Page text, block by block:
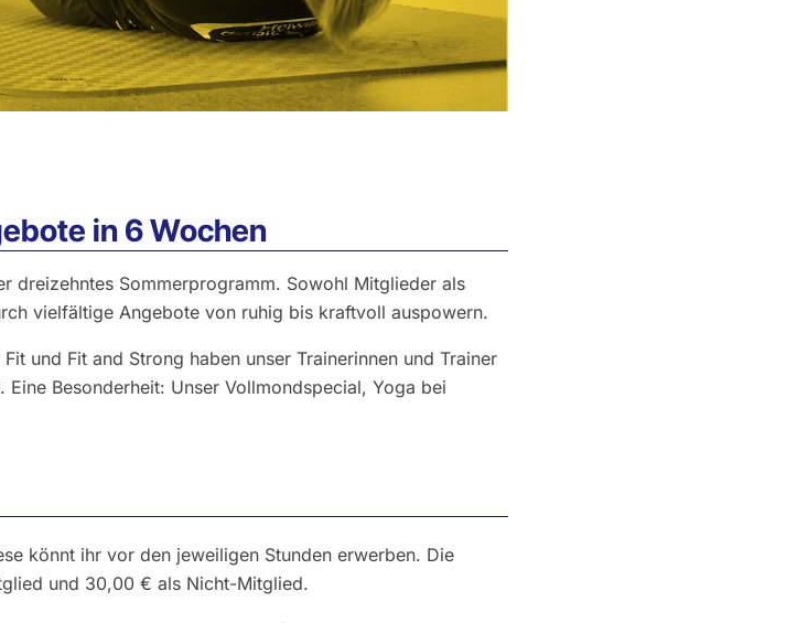
in 6 Wochen
dreizehntes Sommerprogramm. Sowohl Mitglieder als
vielfältige Angebote von ruhig bis kraftvoll auspowern.
und Fit and Strong haben unser Trainerinnen und Trainer
Besonderheit: Unser Vollmondspecial, Yoga bei
könnt ihr vor den jeweiligen Stunden erwerben. Die
und 30,00 € als Nicht-Mitglied.